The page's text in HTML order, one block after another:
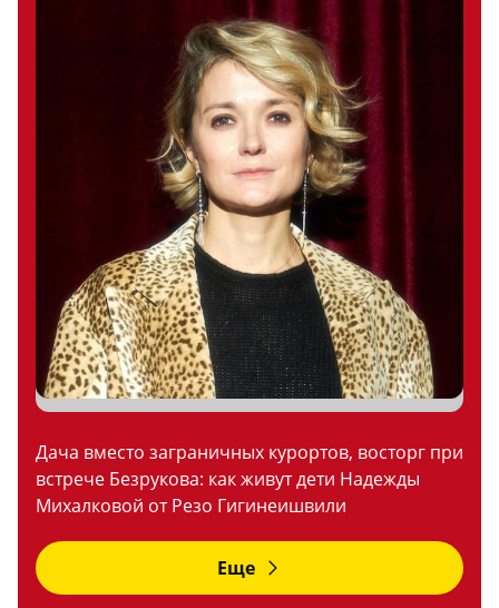
Дача вместо заграничных курортов, восторг при
встрече Безрукова: как живут дети Надежды
Михалковой от Резо Гигинеишвили
Еще